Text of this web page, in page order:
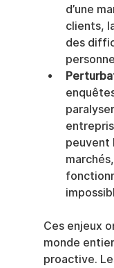
d’une
clients,
des
peuvent
Ces enjeux
monde
proactive.